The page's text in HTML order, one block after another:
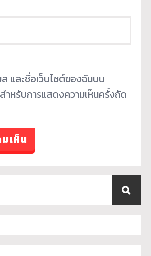
และชื่อเว็บไซต์ของฉันบน
ำหรับการแสดงความเห็นครั้งถัด